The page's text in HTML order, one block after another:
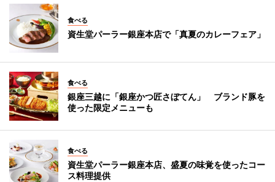
食べる
資生堂パーラー銀座本店で「真夏のカレーフェア」
食べる
銀座三越に「銀座かつ匠さぼてん」 ブランド豚を
使った限定メニューも
食べる
資生堂パーラー銀座本店、盛夏の味覚を使ったコー
ス料理提供